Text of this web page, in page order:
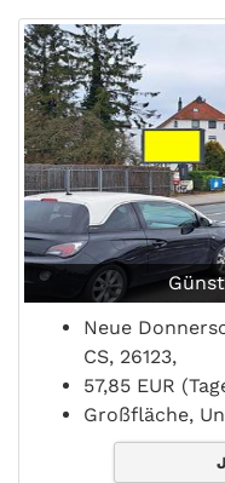
Neue
CS, 26123,
57,85 EUR
Großfläche,